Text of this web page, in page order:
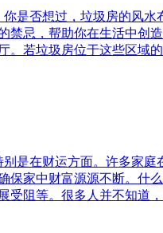
是否想过，垃圾房的风
忌，帮助你在生活中创
。若垃圾房位于这些区域
是在财运方面。许多家
家中财富源源不断。什
受阻等。很多人并不知道，